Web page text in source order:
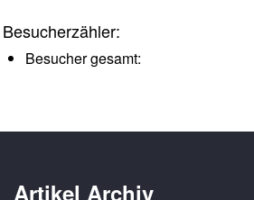
Besucherzähler:
Besucher gesamt:
Artikel Archiv